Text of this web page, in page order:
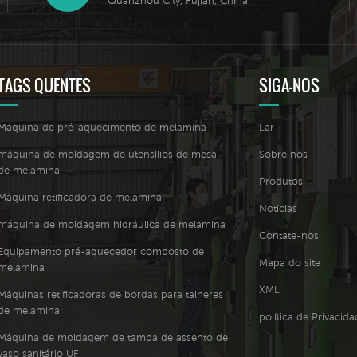
QUENTES
de pré-aquecimento de melamina
de moldagem de utensílios de mesa
melamina
retificadora de melamina
de moldagem hidráulica de melamina
pré-aquecedor composto de
retificadoras de bordas para talheres
melamina
de moldagem de tampa de assento de
sanitário UF
SIGA-NOS
Lar
Sobre nós
Produtos
Notícias
Contate-nos
Mapa do site
XML
política de